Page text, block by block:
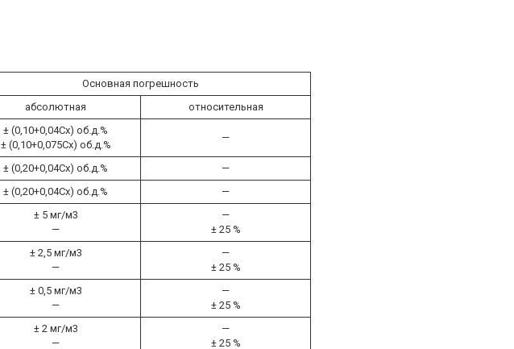
Основная погрешность
абсолютная
относительная
± (0,10+0,04Сх) об.д.%
± (0,10+0,075Сх) об.д.%
—
± (0,20+0,04Сх) об.д.%
—
± (0,20+0,04Сх) об.д.% —
± 5 мг/м3
—
—
± 25 %
± 2,5 мг/м3
—
—
± 25 %
± 0,5 мг/м3
—
—
± 25 %
± 2 мг/м3
—
—
± 25 %